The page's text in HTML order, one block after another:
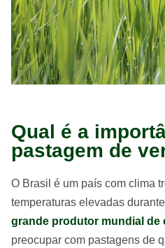
Qual é a
pastagem de
O Brasil é um país com clima
temperaturas elevadas
grande produtor mundial de
preocupar com pastagens de